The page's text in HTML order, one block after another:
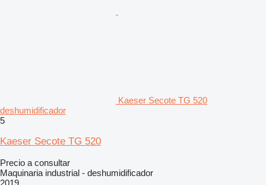
Kaeser Secote TG 520
deshumidificador
5
Kaeser Secote TG 520
Precio a consultar
Maquinaria industrial - deshumidificador
2019